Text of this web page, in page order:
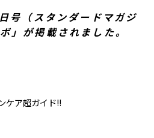
号（スタンダードマガジ
」が掲載されました。
ケア超ガイド!!